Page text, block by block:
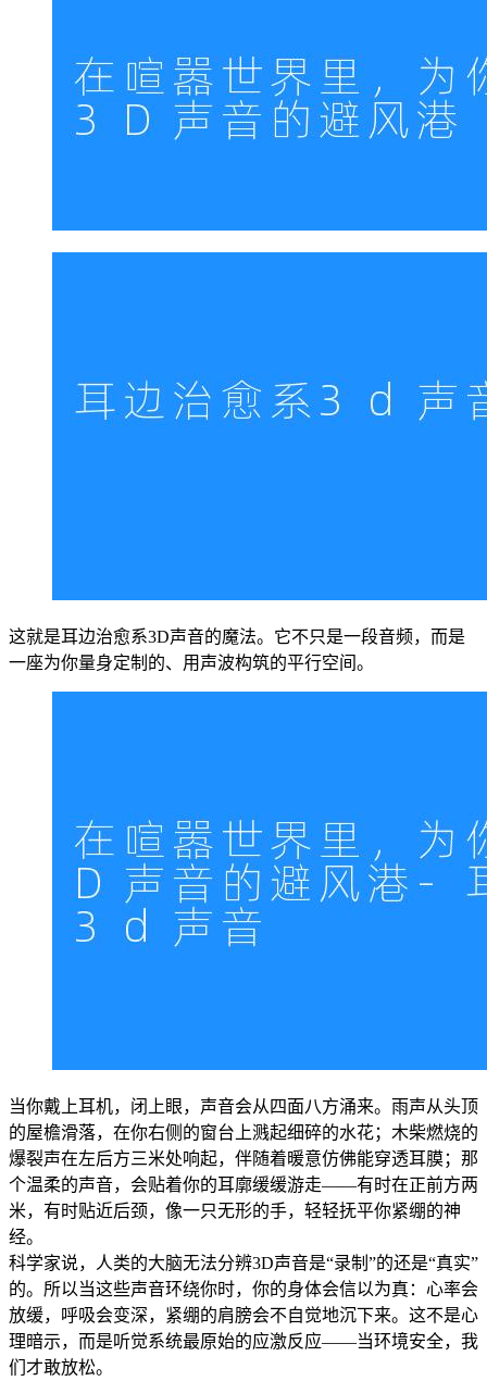
这就是耳边治愈系3D声音的魔法。它不只是一段音频，而是
一座为你量身定制的、用声波构筑的平行空间。
当你戴上耳机，闭上眼，声音会从四面八方涌来。雨声从头顶
的屋檐滑落，在你右侧的窗台上溅起细碎的水花；木柴燃烧的
爆裂声在左后方三米处响起，伴随着暖意仿佛能穿透耳膜；那
个温柔的声音，会贴着你的耳廓缓缓游走——有时在正前方两
米，有时贴近后颈，像一只无形的手，轻轻抚平你紧绷的神
经。
科学家说，人类的大脑无法分辨3D声音是“录制”的还是“真实”
的。所以当这些声音环绕你时，你的身体会信以为真：心率会
放缓，呼吸会变深，紧绷的肩膀会不自觉地沉下来。这不是心
理暗示，而是听觉系统最原始的应激反应——当环境安全，我
们才敢放松。